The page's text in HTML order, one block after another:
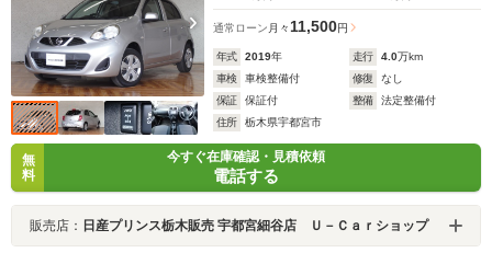
通常ローン 月々 11,500円
年式 2019年 走行 4.0万km
車検
車検整備付 修復
なし
保証
保証付 整備
法定整備付
住所
栃木県宇都宮市
無
料
今すぐ在庫確認・見積依頼
電話する
販売店： 日産プリンス栃木販売 宇都宮細谷店 Ｕ－Ｃａｒショップ